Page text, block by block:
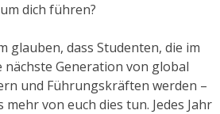
dich führen?
glauben, dass Studenten, die im
nächste Generation von global
und Führungskräften werden –
von euch dies tun. Jedes Jahr